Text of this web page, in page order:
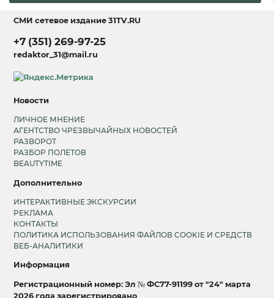
СМИ сетевое издание31TV.RU
+7 (351) 269-97-25
redaktor_31@mail.ru
Новости
ЛИЧНОЕ МНЕНИЕ
АГЕНТСТВО ЧРЕЗВЫЧАЙНЫХ НОВОСТЕЙ
РАЗВОРОТ
РАЗБОР ПОЛЕТОВ
BEAUTYTIME
Дополнительно
ИНТЕРАКТИВНЫЕ ЭКСКУРСИИ
РЕКЛАМА
КОНТАКТЫ
ПОЛИТИКА ИСПОЛЬЗОВАНИЯ ФАЙЛОВ COOKIE И СРЕДСТВ
ВЕБ-АНАЛИТИКИ
Информация
Регистрационный номер: Эл № ФС77-91199 от "24" марта
2026 года зарегистрировано